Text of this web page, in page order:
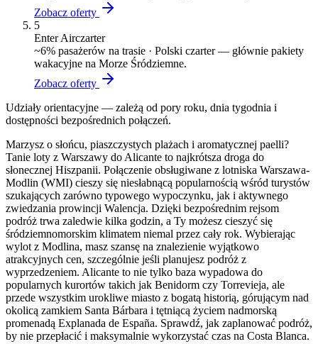
Zobacz oferty
5
Enter Airczarter
~6% pasażerów na trasie · Polski czarter — głównie pakiety
wakacyjne na Morze Śródziemne.
Zobacz oferty
Udziały orientacyjne — zależą od pory roku, dnia tygodnia i
dostępności bezpośrednich połączeń.
Marzysz o słońcu, piaszczystych plażach i aromatycznej paelli?
Tanie loty z Warszawy do Alicante to najkrótsza droga do
słonecznej Hiszpanii. Połączenie obsługiwane z lotniska Warszawa-
Modlin (WMI) cieszy się niesłabnącą popularnością wśród turystów
szukających zarówno typowego wypoczynku, jak i aktywnego
zwiedzania prowincji Walencja. Dzięki bezpośrednim rejsom
podróż trwa zaledwie kilka godzin, a Ty możesz cieszyć się
śródziemnomorskim klimatem niemal przez cały rok. Wybierając
wylot z Modlina, masz szansę na znalezienie wyjątkowo
atrakcyjnych cen, szczególnie jeśli planujesz podróż z
wyprzedzeniem. Alicante to nie tylko baza wypadowa do
popularnych kurortów takich jak Benidorm czy Torrevieja, ale
przede wszystkim urokliwe miasto z bogatą historią, górującym nad
okolicą zamkiem Santa Bárbara i tętniącą życiem nadmorską
promenadą Explanada de España. Sprawdź, jak zaplanować podróż,
by nie przepłacić i maksymalnie wykorzystać czas na Costa Blanca.